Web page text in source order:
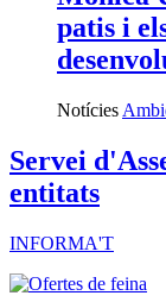
patis i
Notícies
Servei
entitats
INFORMA'T